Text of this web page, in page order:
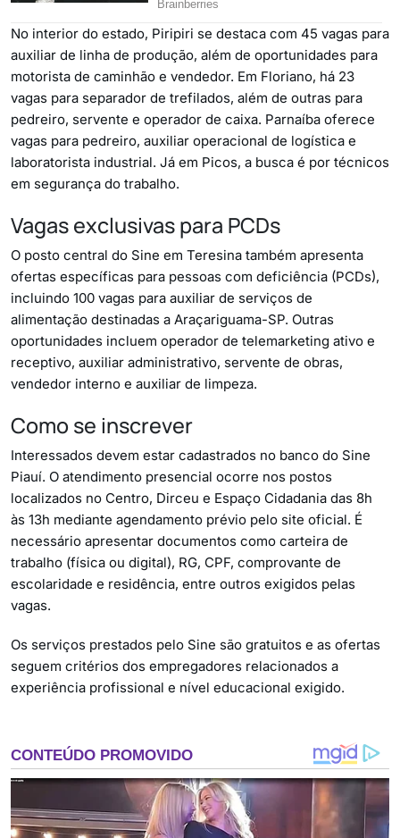
No interior do estado, Piripiri se destaca com 45 vagas para
auxiliar de linha de produção, além de oportunidades para
motorista de caminhão e vendedor. Em Floriano, há 23
vagas para separador de trefilados, além de outras para
pedreiro, servente e operador de caixa. Parnaíba oferece
vagas para pedreiro, auxiliar operacional de logística e
laboratorista industrial. Já em Picos, a busca é por técnicos
em segurança do trabalho.
Vagas exclusivas para PCDs
O posto central do Sine em Teresina também apresenta
ofertas específicas para pessoas com deficiência (PCDs),
incluindo 100 vagas para auxiliar de serviços de
alimentação destinadas a Araçariguama-SP. Outras
oportunidades incluem operador de telemarketing ativo e
receptivo, auxiliar administrativo, servente de obras,
vendedor interno e auxiliar de limpeza.
Como se inscrever
Interessados devem estar cadastrados no banco do Sine
Piauí. O atendimento presencial ocorre nos postos
localizados no Centro, Dirceu e Espaço Cidadania das 8h
às 13h mediante agendamento prévio pelo site oficial. É
necessário apresentar documentos como carteira de
trabalho (física ou digital), RG, CPF, comprovante de
escolaridade e residência, entre outros exigidos pelas
vagas.
Os serviços prestados pelo Sine são gratuitos e as ofertas
seguem critérios dos empregadores relacionados a
experiência profissional e nível educacional exigido.